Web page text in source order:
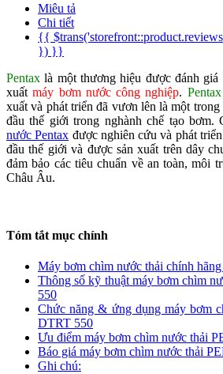
Miêu tả
Chi tiết
{{
}) }}
Pentax là một thương hiệu được đánh giá
xuấtmáy bơm nước công nghiệp. Pentax
xuất và phát triển đã vươn lên là một
đầu thế giới trong nghành chế tạo bơm.
nước Pentax được nghiên cứu và phát
đầu thế giới và được sản xuất trên dây
đảm bảo các tiêu chuẩn về an toàn, môi
Châu Âu.
Tóm tắt mục chính
Máy bơm chìm nước thải chính hãng
Thông số kỹ thuật máy bơm chìm
550
Chức năng & ứng dụng máy bơm
DTRT 550
Ưu điểm máy bơm chìm nước thải
Báo giá máy bơm chìm nước thải
Ghi chú: